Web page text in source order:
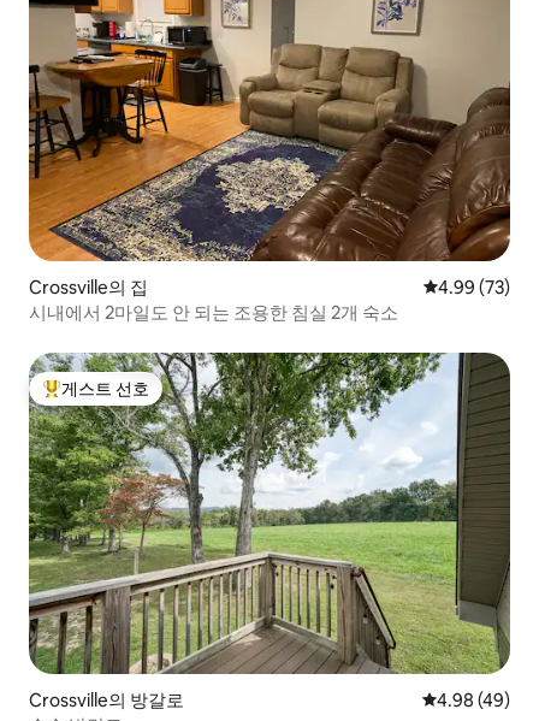
Crossville의 집 평점 4.99점(5
4.99 (73)
시내에서 2마일도 안 되는 조용한 침실 2개 숙소
상위 게스트 선호
게스트 선호
Crossville의 방갈로 평점 4.98점(5
4.98 (49)